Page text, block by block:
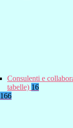
Consulenti e
tabelle) 16
166